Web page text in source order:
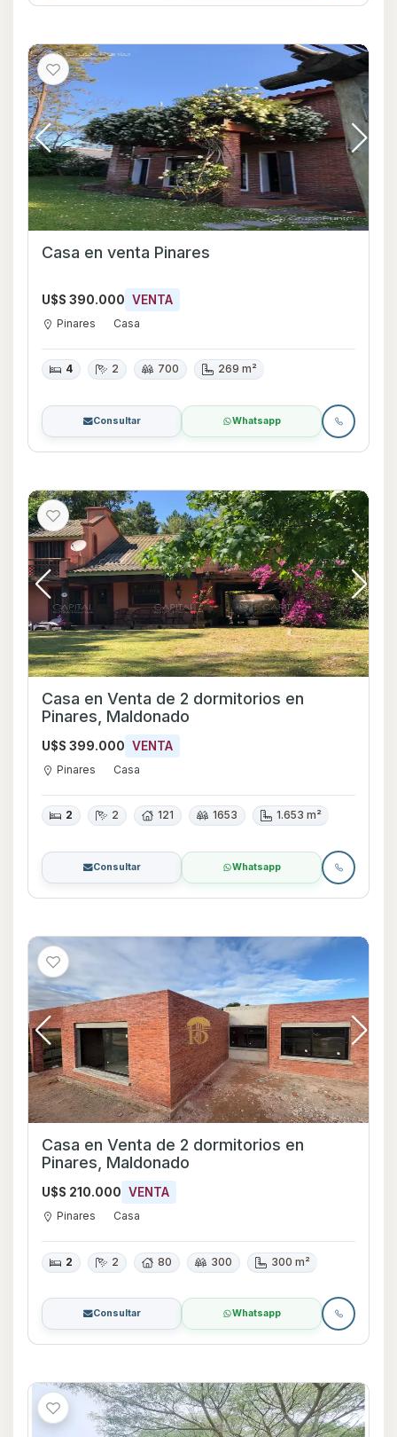
Casa en venta Pinares
U$S 390.000 VENTA
Pinares Casa
4 2 700 269 m²
Consultar Whatsapp
Casa en Venta de 2 dormitorios en
Pinares, Maldonado
U$S 399.000 VENTA
Pinares Casa
2 2 121 1653 1.653 m²
Consultar Whatsapp
Casa en Venta de 2 dormitorios en
Pinares, Maldonado
U$S 210.000 VENTA
Pinares Casa
2 2 80 300 300 m²
Consultar Whatsapp